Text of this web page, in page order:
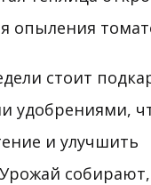
стоит
удобрениями,
и улучшить
собирают,